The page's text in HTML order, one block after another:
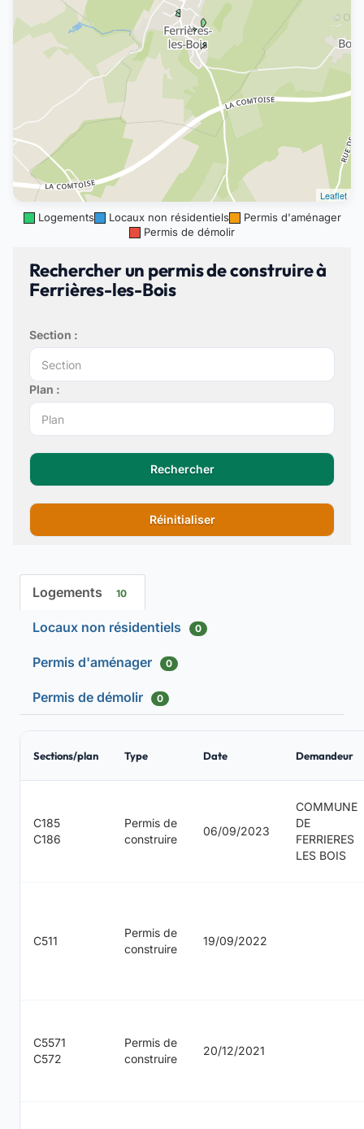
Leaflet
Logements
Locaux non résidentiels
Permis d'aménager
Permis de démolir
Rechercher un permis de construire à
Ferrières-les-Bois
Section :
Plan :
Rechercher
Réinitialiser
Logements 10
Locaux non résidentiels 0
Permis d'aménager 0
Permis de démolir 0
Sections/plan Type Date Demandeur
C185
C186
Permis de
construire
06/09/2023
COMMUNE
DE
FERRIERES
LES BOIS
C511
Permis de
construire
19/09/2022
C5571
C572
Permis de
construire
20/12/2021